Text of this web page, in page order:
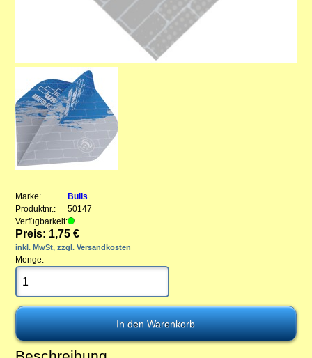
Marke:
Bulls
Produktnr.:
50147
Verfügbarkeit:
Preis: 1,75 €
inkl. MwSt, zzgl.Versandkosten
Menge: